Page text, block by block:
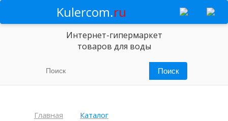
Kulercom.ru
Интернет-гипермаркет
товаров для воды
Главная
Каталог